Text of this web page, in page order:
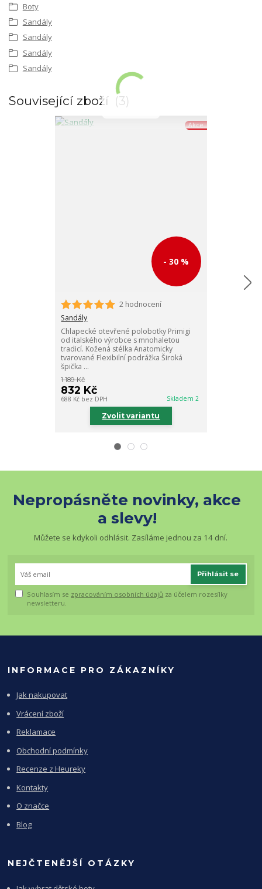
Boty
Sandály
Sandály
Sandály
Sandály
Související zboží 3
Akce
- 30 %
2 hodnocení
Sandály
Chlapecké otevřené polobotky Primigi
od italského výrobce s mnohaletou
tradicí. Kožená stélka Anatomicky
tvarované Flexibilní podrážka Široká
špička ...
1 189 Kč
832 Kč
688 Kč bez DPH Skladem 2
Zvolit variantu
Nepropásněte novinky, akce
a slevy!
Můžete se kdykoli odhlásit. Zasíláme jednou za 14 dní.
Přihlásit se
Souhlasím se zpracováním osobních údajů za účelem rozesílky
newsletteru.
INFORMACE PRO ZÁKAZNÍKY
Jak nakupovat
Vrácení zboží
Reklamace
Obchodní podmínky
Recenze z Heureky
Kontakty
O značce
Blog
NEJČTENĚJŠÍ OTÁZKY